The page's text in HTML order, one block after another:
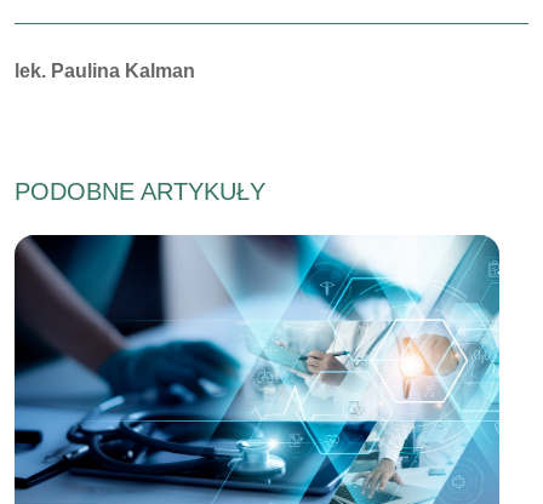
Autorzy:
lek. Paulina Kalman
PODOBNE ARTYKUŁY